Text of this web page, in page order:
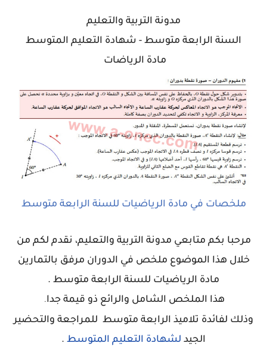
مدونة التربية والتعليم
السنة الرابعة متوسط - شهادة التعليم المتوسط
مادة الرياضات
ملخصات في مادة الرياضيات للسنة الرابعة متوسط
مرحبا بكم متابعي مدونة التربية والتعليم، نقدم لكم من
خلال هذا الموضوع ملخص في الدوران مرفق بالتمارين
مادة الرياضيات للسنة الرابعة متوسط .
هذا الملخص الشامل والرائع ذو قيمة جدا.
وذلك لفائدة تلاميذ الرابعة متوسط للمراجعة والتحضير
الجيد لشهادة التعليم المتوسط .